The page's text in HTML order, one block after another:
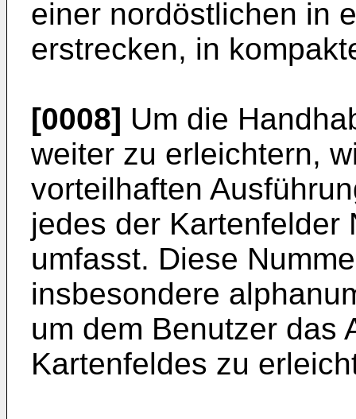
einer nordöstlichen in
erstrecken, in
[0008] Um die
weiter zu erleichtern,
vorteilhaften
jedes der Kartenfelder
umfasst. Diese
insbesondere
um dem Benutzer das
Kartenfeldes zu